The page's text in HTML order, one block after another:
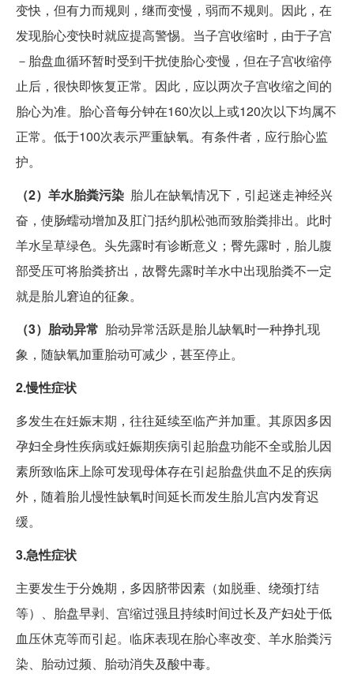
变快，但有力而规则，继而变慢，弱而不规则。因此，在
发现胎心变快时就应提高警惕。当子宫收缩时，由于子宫
－胎盘血循环暂时受到干扰使胎心变慢，但在子宫收缩停
止后，很快即恢复正常。因此，应以两次子宫收缩之间的
胎心为准。胎心音每分钟在160次以上或120次以下均属不
正常。低于100次表示严重缺氧。有条件者，应行胎心监
护。
（2）羊水胎粪污染 胎儿在缺氧情况下，引起迷走神经兴
奋，使肠蠕动增加及肛门括约肌松弛而致胎粪排出。此时
羊水呈草绿色。头先露时有诊断意义；臀先露时，胎儿腹
部受压可将胎粪挤出，故臀先露时羊水中出现胎粪不一定
就是胎儿窘迫的征象。
（3）胎动异常 胎动异常活跃是胎儿缺氧时一种挣扎现
象，随缺氧加重胎动可减少，甚至停止。
2.慢性症状
多发生在妊娠末期，往往延续至临产并加重。其原因多因
孕妇全身性疾病或妊娠期疾病引起胎盘功能不全或胎儿因
素所致临床上除可发现母体存在引起胎盘供血不足的疾病
外，随着胎儿慢性缺氧时间延长而发生胎儿宫内发育迟
缓。
3.急性症状
主要发生于分娩期，多因脐带因素（如脱垂、绕颈打结
等）、胎盘早剥、宫缩过强且持续时间过长及产妇处于低
血压休克等而引起。临床表现在胎心率改变、羊水胎粪污
染、胎动过频、胎动消失及酸中毒。